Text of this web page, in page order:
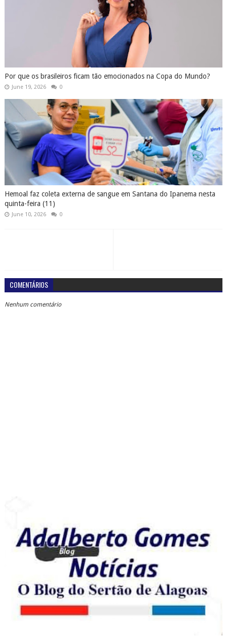
Por que os brasileiros ficam tão emocionados na Copa do Mundo?
June 19, 2026 0
Hemoal faz coleta externa de sangue em Santana do Ipanema nesta
quinta-feira (11)
June 10, 2026 0
COMENTÁRIOS
Nenhum comentário